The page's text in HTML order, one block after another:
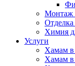
Монтаж
Отделка
Химия
Услуги
Хамам в
Хамам в